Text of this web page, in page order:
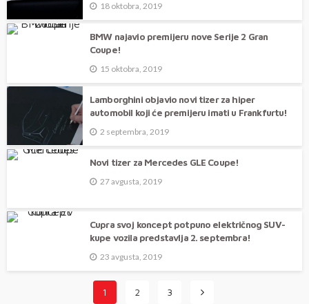
18 oktobra, 2019
BMW najavio premijeru nove Serije 2 Gran
Coupe!
15 oktobra, 2019
Lamborghini objavio novi tizer za hiper
automobil koji će premijeru imati u Frankfurtu!
2 septembra, 2019
Novi tizer za Mercedes GLE Coupe!
27 avgusta, 2019
Cupra svoj koncept potpuno električnog SUV-
kupe vozila predstavlja 2. septembra!
23 avgusta, 2019
1 2 3